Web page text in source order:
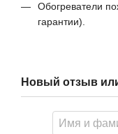
Обогреватели
гарантии).
Новый отзыв